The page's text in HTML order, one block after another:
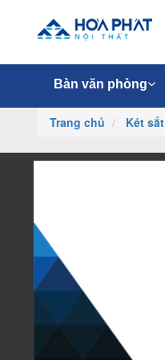
Bàn văn phòng
Trang chủ Két sắt